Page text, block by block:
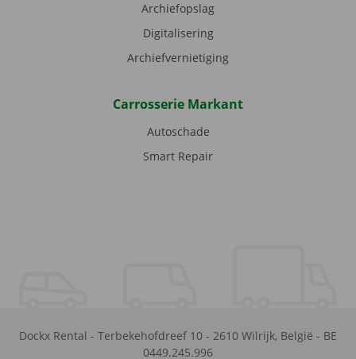
Archiefopslag
Digitalisering
Archiefvernietiging
Carrosserie Markant
Autoschade
Smart Repair
Dockx Rental - Terbekehofdreef 10 - 2610 Wilrijk, België - BE
0449.245.996